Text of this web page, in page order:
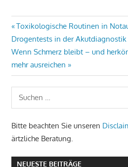
Vorheriger
Beitrag:
Toxikologische Routinen in
Drogentests in der Akutdiagnostik
Nächster
Beitrag:
Wenn Schmerz bleibt – und
mehr ausreichen
Suchen
Bitte beachten Sie unseren
ärtzliche Beratung.
NEUESTE BEITRÄGE